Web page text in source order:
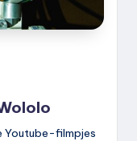
Youtube-filmpjes